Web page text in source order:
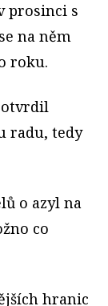
prosinci s
na něm
roku.
radu, tedy
o azyl na
co
hranic